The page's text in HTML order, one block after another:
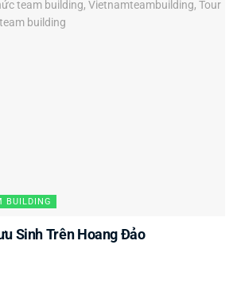
BUILDING
Sinh Trên Hoang Đảo